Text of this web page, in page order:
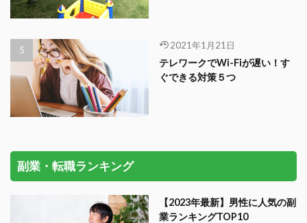
2021年1月21日
テレワークでWi-Fiが遅い！す
ぐできる対策５つ
副業・転職ランキング
【2023年最新】男性に人気の副
業ランキングTOP10